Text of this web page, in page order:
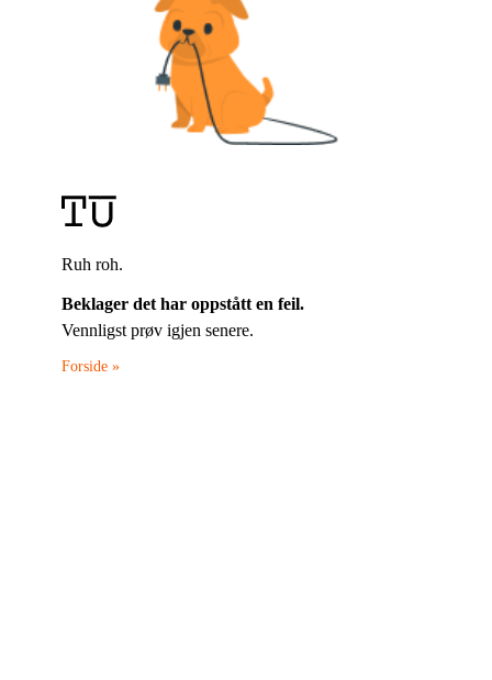
Ruh roh.
Beklager det har oppstått en feil.
Vennligst prøv igjen senere.
Forside »